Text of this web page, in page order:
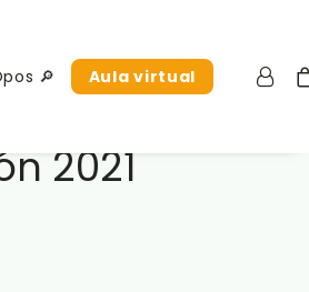
🔎 Aula virtual
2021